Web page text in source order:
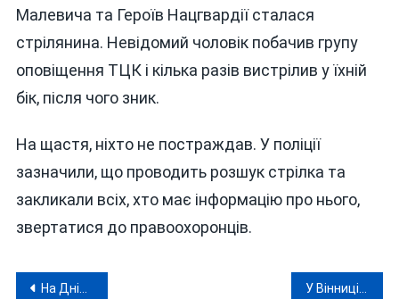
Малевича та Героїв Нацгвардії сталася
стрілянина. Невідомий чоловік побачив групу
оповіщення ТЦК і кілька разів вистрілив у їхній
бік, після чого зник.
На щастя, ніхто не постраждав. У поліції
зазначили, що проводить розшук стрілка та
закликали всіх, хто має інформацію про нього,
звертатися до правоохоронців.
Навігація
На Дніпропетровщині оголосили день жалоби за вбитими рашистами шахтарями У Вінниці через морози знову доведеться довше чекати трамваї та тролейбуси